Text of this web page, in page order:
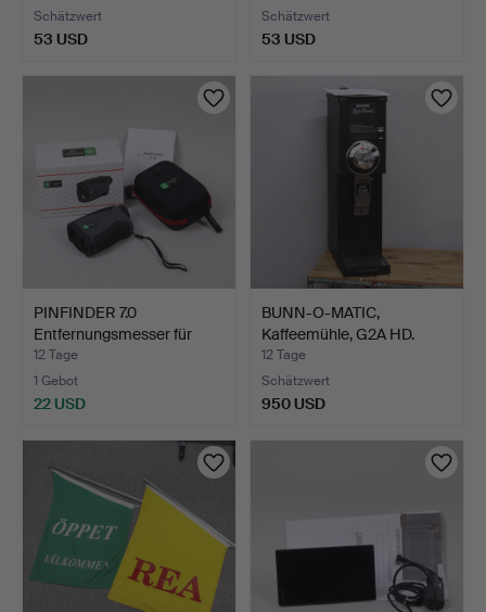
Schätzwert
53 USD
Schätzwert
53 USD
PINFINDER 7.0
Entfernungsmesser für
Golfsp…
12 Tage
1 Gebot
22 USD
BUNN-O-MATIC,
Kaffeemühle, G2A HD.
12 Tage
Schätzwert
950 USD